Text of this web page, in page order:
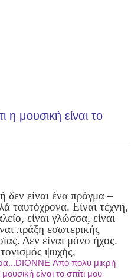
μουσική είναι το
δεν είναι ένα πράγμα –
ταυτόχρονα. Είναι τέχνη,
είναι γλώσσα, είναι
πράξη εσωτερικής
Δεν είναι μόνο ήχος.
ψυχής,
Από πολύ μικρή
είναι το σπίτι μου